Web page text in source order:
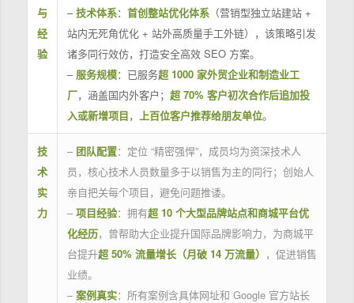
与
经
验
–技术体系： 首创整站优化体系（营销型独立站建站 +
站内无死角优化 + 站外高质量手工外链），该策略引发
诸多同行效仿，打造安全高效 SEO 方案。
– 服务规模：已服务超 1000 家外贸企业和制造业工
厂，涵盖国内外客户； 超 70% 客户初次合作后追加投
入或新增项目， 上百位客户推荐给朋友单位。
技
术
实
力
– 团队配置：定位 “精密强悍”，成员均为资深技术人
员，核心技术人员数量多于以销售为主的同行；创始人
亲自把关每个项目，避免问题推诿。
– 项目经验：拥有超 10 个大型品牌站点和商城平台优
化经历，曾帮助大企业提升国际品牌影响力，为商城平
台提升超 50% 流量增长（月破 14 万流量） ，促进销售
业绩。
– 案例真实：所有案例含具体网址和 Google 官方站长